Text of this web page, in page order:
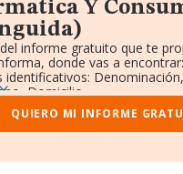
Y
informe gratuito que te
donde vas a encontrar:
identificativos:
Domicilio.
Mercantil Completo
de Evolución Ventas y
de Administración y
QUIERO MI INFORME